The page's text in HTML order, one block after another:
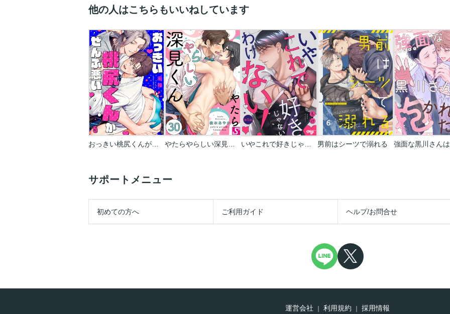
他の人はこちらもいいねしています
男前はシーツで溺れる
サポートメニュー
初めての方へ ご利用ガイド ヘルプ/お問合せ
運営会社 利用規約 採用情報